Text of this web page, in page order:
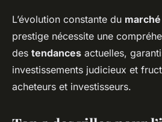
L’évolution constante du
prestige nécessite une
des tendances actuelles,
investissements judicieux et
acheteurs et investisseurs.